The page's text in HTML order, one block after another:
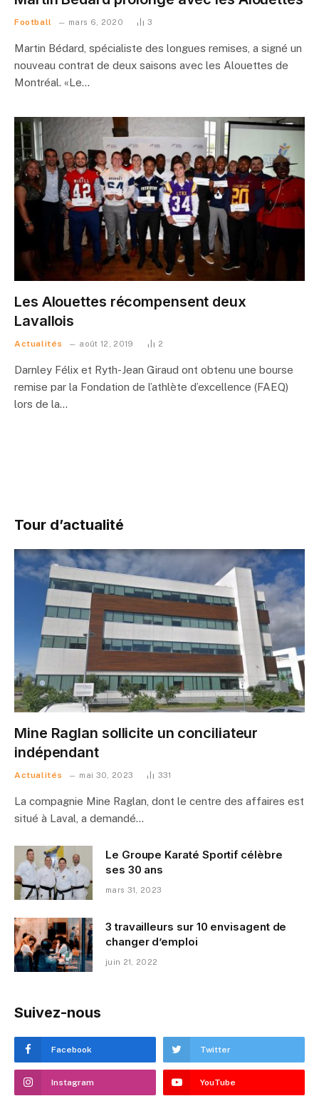
Football mars 6, 2020 3
Martin Bédard, spécialiste des longues remises, a signé un
nouveau contrat de deux saisons avec les Alouettes de
Montréal. «Le…
Les Alouettes récompensent deux
Lavallois
Actualités août 12, 2019 2
Darnley Félix et Ryth-Jean Giraud ont obtenu une bourse
remise par la Fondation de l’athlète d’excellence (FAEQ)
lors de la…
Tour d’actualité
Mine Raglan sollicite un conciliateur
indépendant
Actualités mai 30, 2023 331
La compagnie Mine Raglan, dont le centre des affaires est
situé à Laval, a demandé…
Le Groupe Karaté Sportif célèbre
ses 30 ans
mars 31, 2023
3 travailleurs sur 10 envisagent de
changer d’emploi
juin 21, 2022
Suivez-nous
Facebook Twitter
Instagram YouTube